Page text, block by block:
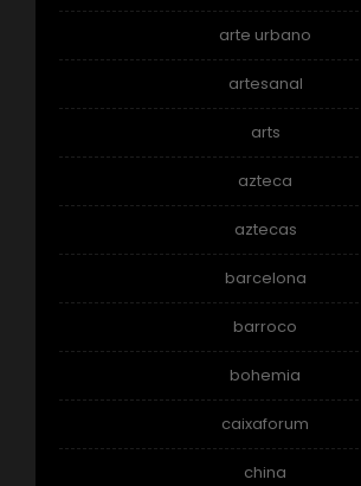
arte urbano
artesanal
arts
azteca
aztecas
barcelona
barroco
bohemia
caixaforum
china